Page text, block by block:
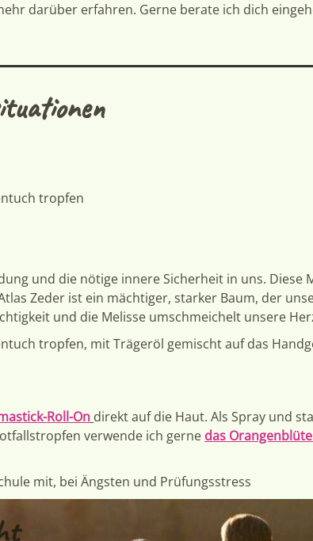
darüber erfahren. Gerne berate ich dich
tropfen
und die nötige innere Sicherheit in uns. Diese
Zeder ist ein mächtiger, starker Baum, der
und die Melisse umschmeichelt unsere
tropfen, mit Trägeröl gemischt auf das
Roll-On direkt auf die Haut. Als Spray und
verwende ich gerne das
mit, bei Ängsten und Prüfungsstress